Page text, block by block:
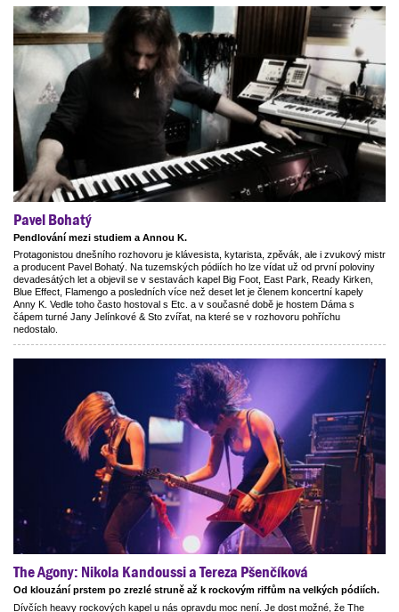
Pavel Bohatý
Pendlování mezi studiem a Annou K.
Protagonistou dnešního rozhovoru je klávesista, kytarista, zpěvák, ale i zvukový mistr
a producent Pavel Bohatý. Na tuzemských pódiích ho lze vídat už od první poloviny
devadesátých let a objevil se v sestavách kapel Big Foot, East Park, Ready Kirken,
Blue Effect, Flamengo a posledních více než deset let je členem koncertní kapely
Anny K. Vedle toho často hostoval s Etc. a v současné době je hostem Dáma s
čápem turné Jany Jelínkové & Sto zvířat, na které se v rozhovoru pohříchu
nedostalo.
The Agony: Nikola Kandoussi a Tereza Pšenčíková
Od klouzání prstem po zrezlé struně až k rockovým riffům na velkých pódiích.
Dívčích heavy rockových kapel u nás opravdu moc není. Je dost možné, že The